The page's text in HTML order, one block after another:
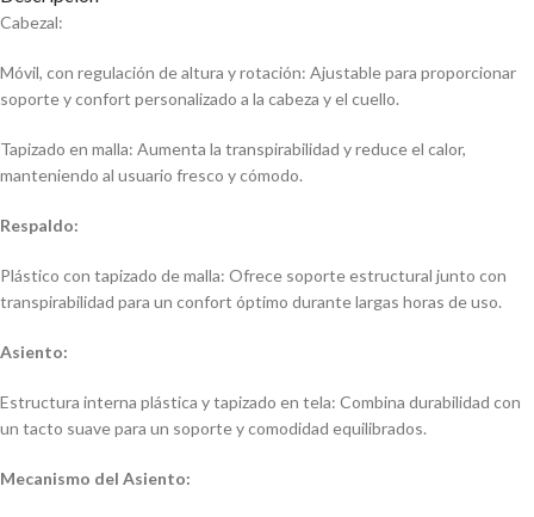
Cabezal:
Móvil, con regulación de altura y rotación: Ajustable para proporcionar
soporte y confort personalizado a la cabeza y el cuello.
Tapizado en malla: Aumenta la transpirabilidad y reduce el calor,
manteniendo al usuario fresco y cómodo.
Respaldo:
Plástico con tapizado de malla: Ofrece soporte estructural junto con
transpirabilidad para un confort óptimo durante largas horas de uso.
Asiento:
Estructura interna plástica y tapizado en tela: Combina durabilidad con
un tacto suave para un soporte y comodidad equilibrados.
Mecanismo del Asiento: